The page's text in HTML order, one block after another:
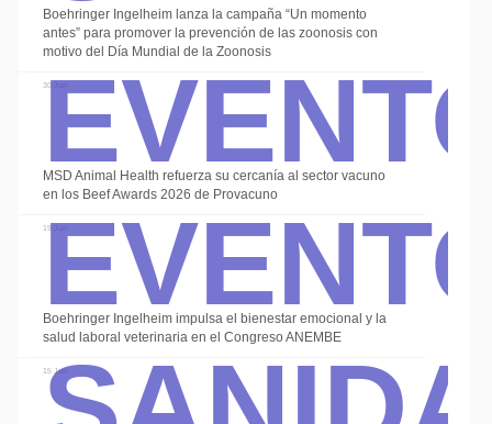
Boehringer Ingelheim lanza la campaña “Un momento
antes” para promover la prevención de las zoonosis con
motivo del Día Mundial de la Zoonosis
30 Jun
MSD Animal Health refuerza su cercanía al sector vacuno
en los Beef Awards 2026 de Provacuno
19 Jun
Boehringer Ingelheim impulsa el bienestar emocional y la
salud laboral veterinaria en el Congreso ANEMBE
15 Jun